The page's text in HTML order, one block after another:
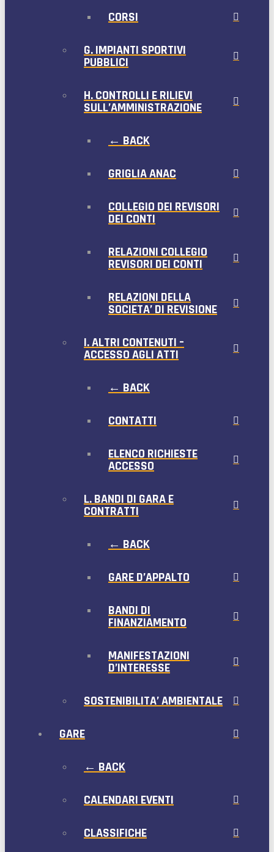
CORSI
G. IMPIANTI SPORTIVI
PUBBLICI
H. CONTROLLI E RILIEVI
SULL’AMMINISTRAZIONE
← BACK
GRIGLIA ANAC
COLLEGIO DEI REVISORI
DEI CONTI
RELAZIONI COLLEGIO
REVISORI DEI CONTI
RELAZIONI DELLA
SOCIETA’ DI REVISIONE
I. ALTRI CONTENUTI –
ACCESSO AGLI ATTI
← BACK
CONTATTI
ELENCO RICHIESTE
ACCESSO
L. BANDI DI GARA E
CONTRATTI
← BACK
GARE D’APPALTO
BANDI DI
FINANZIAMENTO
MANIFESTAZIONI
D’INTERESSE
SOSTENIBILITA’ AMBIENTALE
GARE
← BACK
CALENDARI EVENTI
CLASSIFICHE